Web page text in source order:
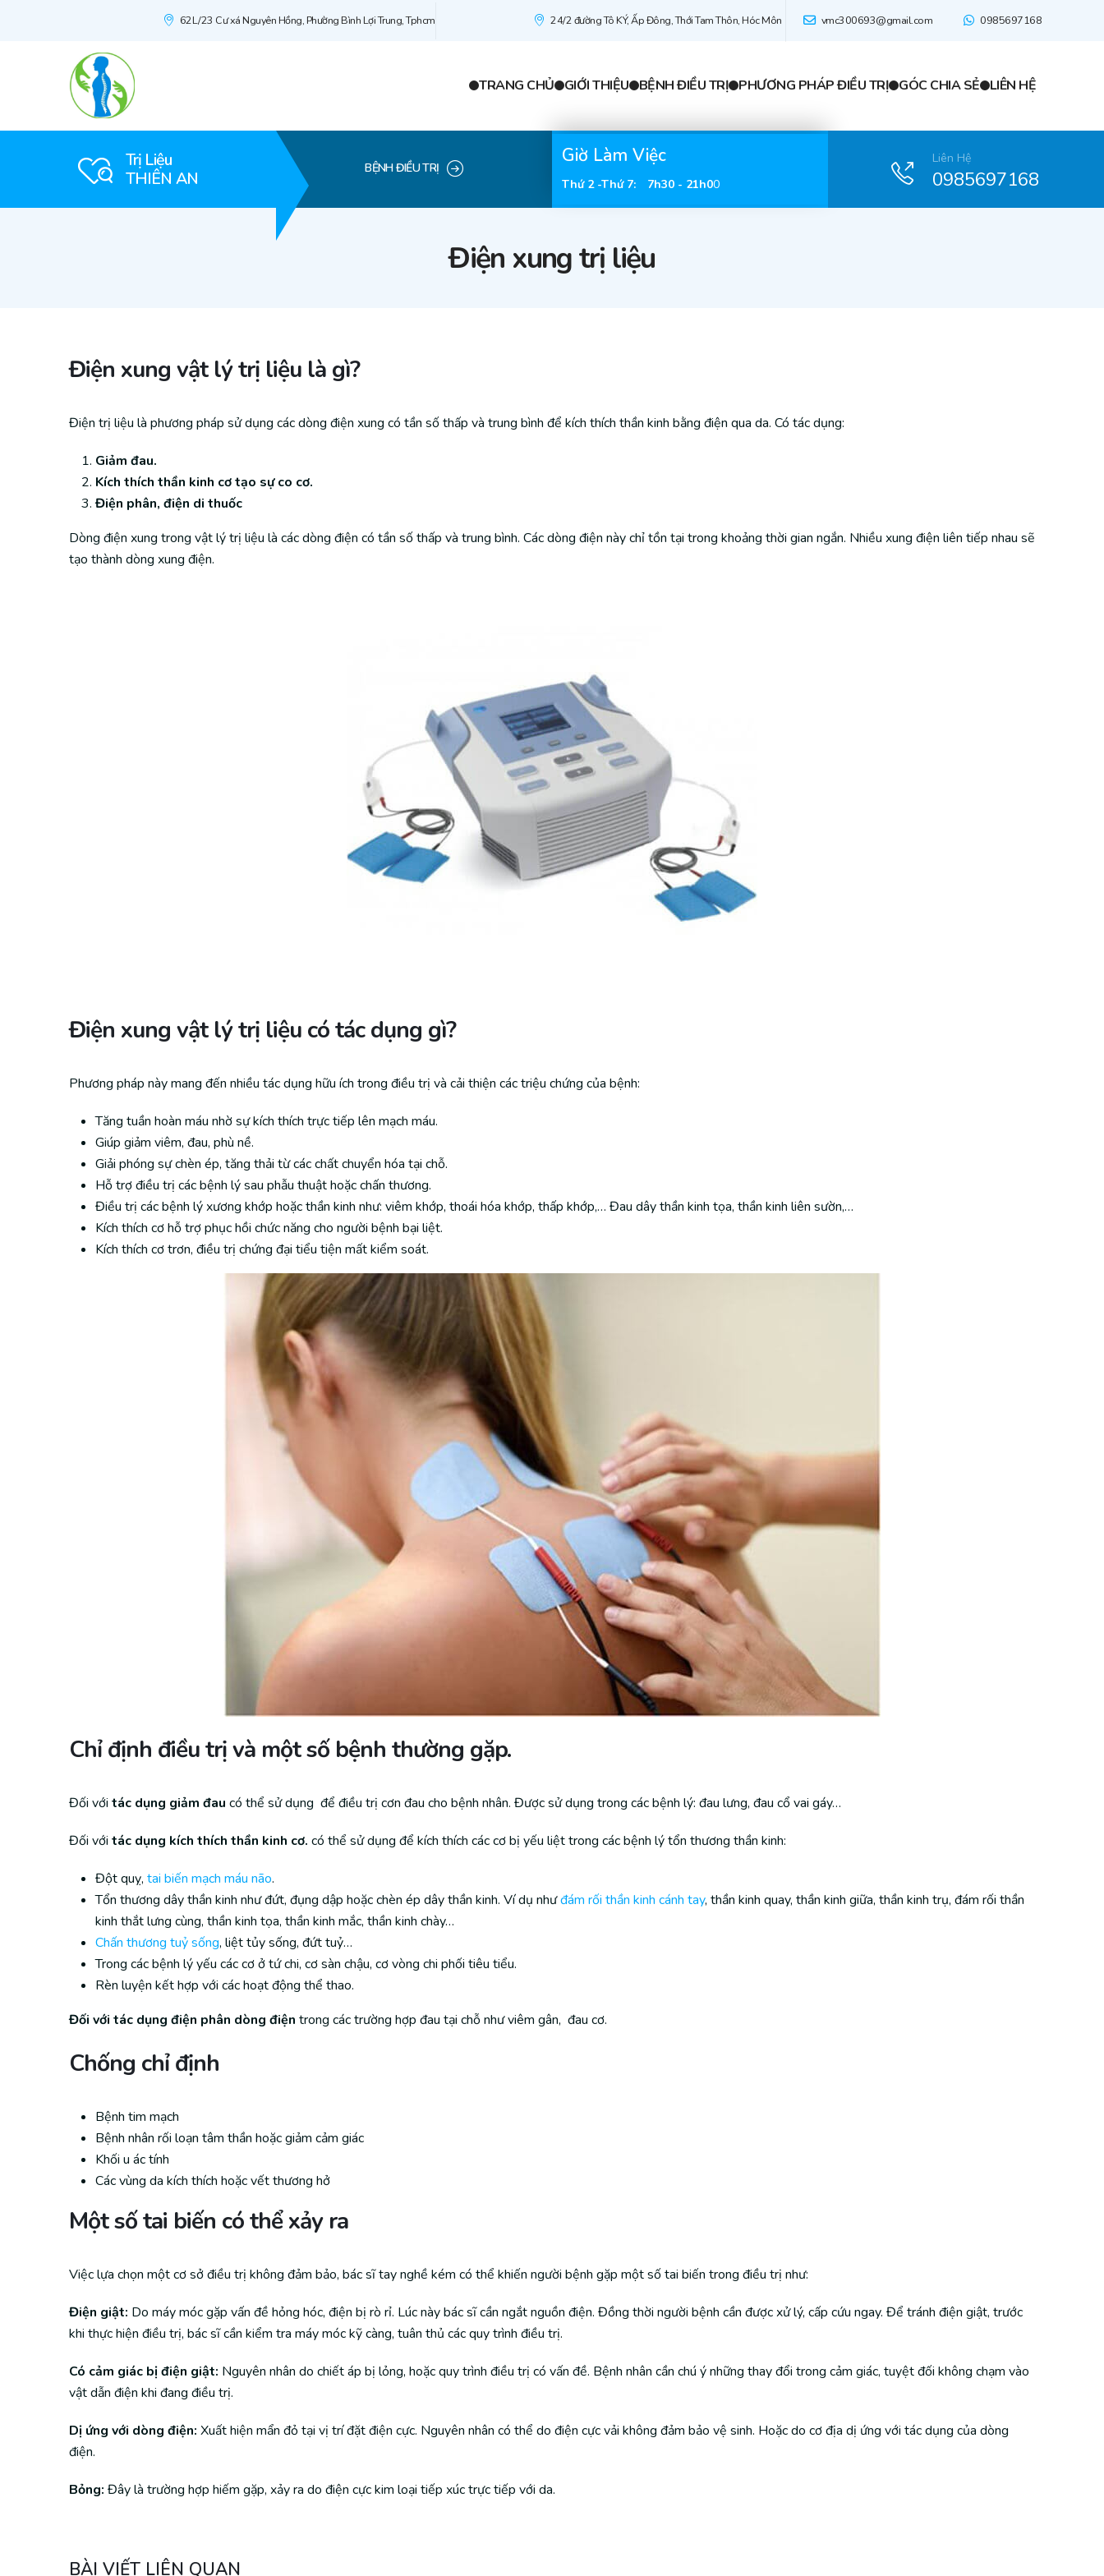
62L/23 Cư xá Nguyên Hồng, Phường Bình Lợi Trung, Tphcm 24/2 đường Tô KÝ, Ấp Đông, Thới Tam Thôn, Hóc Môn vmc300693@gmail.com 0985697168
TRANG CHỦ GIỚI THIỆU BỆNH ĐIỀU TRỊ PHƯƠNG PHÁP ĐIỀU TRỊ GÓC CHIA SẺ LIÊN HỆ
Trị Liệu
THIÊN AN
BỆNH ĐIỀU TRỊ
Giờ Làm Việc
Thứ 2 -Thứ 7: 7h30 - 21h00
Liên Hệ
0985697168
Điện xung trị liệu
Điện xung vật lý trị liệu là gì?
Điện trị liệu là phương pháp sử dụng các dòng điện xung có tần số thấp và trung bình để kích thích thần kinh bằng điện qua da. Có tác dụng:
Giảm đau.
Kích thích thần kinh cơ tạo sự co cơ.
Điện phân, điện di thuốc
Dòng điện xung trong vật lý trị liệu là các dòng điện có tần số thấp và trung bình. Các dòng điện này chỉ tồn tại trong khoảng thời gian ngắn. Nhiều xung điện liên tiếp nhau sẽ
tạo thành dòng xung điện.
Điện xung vật lý trị liệu có tác dụng gì?
Phương pháp này mang đến nhiều tác dụng hữu ích trong điều trị và cải thiện các triệu chứng của bệnh:
Tăng tuần hoàn máu nhờ sự kích thích trực tiếp lên mạch máu.
Giúp giảm viêm, đau, phù nề.
Giải phóng sự chèn ép, tăng thải từ các chất chuyển hóa tại chỗ.
Hỗ trợ điều trị các bệnh lý sau phẫu thuật hoặc chấn thương.
Điều trị các bệnh lý xương khớp hoặc thần kinh như: viêm khớp, thoái hóa khớp, thấp khớp,… Đau dây thần kinh tọa, thần kinh liên sườn,…
Kích thích cơ hỗ trợ phục hồi chức năng cho người bệnh bại liệt.
Kích thích cơ trơn, điều trị chứng đại tiểu tiện mất kiểm soát.
Chỉ định điều trị và một số bệnh thường gặp.
Đối với tác dụng giảm đau có thể sử dụng để điều trị cơn đau cho bệnh nhân. Được sử dụng trong các bệnh lý: đau lưng, đau cổ vai gáy…
Đối với tác dụng kích thích thần kinh cơ. có thể sử dụng để kích thích các cơ bị yếu liệt trong các bệnh lý tổn thương thần kinh:
Đột quỵ, tai biến mạch máu não.
Tổn thương dây thần kinh như đứt, đụng dập hoặc chèn ép dây thần kinh. Ví dụ nhưđám rối thần kinh cánh tay, thần kinh quay, thần kinh giữa, thần kinh trụ, đám rối thần
kinh thắt lưng cùng, thần kinh tọa, thần kinh mắc, thần kinh chày…
Chấn thương tuỷ sống, liệt tủy sống, đứt tuỷ…
Trong các bệnh lý yếu các cơ ở tứ chi, cơ sàn chậu, cơ vòng chi phối tiêu tiểu.
Rèn luyện kết hợp với các hoạt động thể thao.
Đối với tác dụng điện phân dòng điện trong các trường hợp đau tại chỗ như viêm gân, đau cơ.
Chống chỉ định
Bệnh tim mạch
Bệnh nhân rối loạn tâm thần hoặc giảm cảm giác
Khối u ác tính
Các vùng da kích thích hoặc vết thương hở
Một số tai biến có thể xảy ra
Việc lựa chọn một cơ sở điều trị không đảm bảo, bác sĩ tay nghề kém có thể khiến người bệnh gặp một số tai biến trong điều trị như:
Điện giật: Do máy móc gặp vấn đề hỏng hóc, điện bị rò rỉ. Lúc này bác sĩ cần ngắt nguồn điện. Đồng thời người bệnh cần được xử lý, cấp cứu ngay. Để tránh điện giật, trước
khi thực hiện điều trị, bác sĩ cần kiểm tra máy móc kỹ càng, tuân thủ các quy trình điều trị.
Có cảm giác bị điện giật: Nguyên nhân do chiết áp bị lỏng, hoặc quy trình điều trị có vấn đề. Bệnh nhân cần chú ý những thay đổi trong cảm giác, tuyệt đối không chạm vào
vật dẫn điện khi đang điều trị.
Dị ứng với dòng điện: Xuất hiện mẩn đỏ tại vị trí đặt điện cực. Nguyên nhân có thể do điện cực vải không đảm bảo vệ sinh. Hoặc do cơ địa dị ứng với tác dụng của dòng
điện.
Bỏng: Đây là trường hợp hiếm gặp, xảy ra do điện cực kim loại tiếp xúc trực tiếp với da.
BÀI VIẾT LIÊN QUAN